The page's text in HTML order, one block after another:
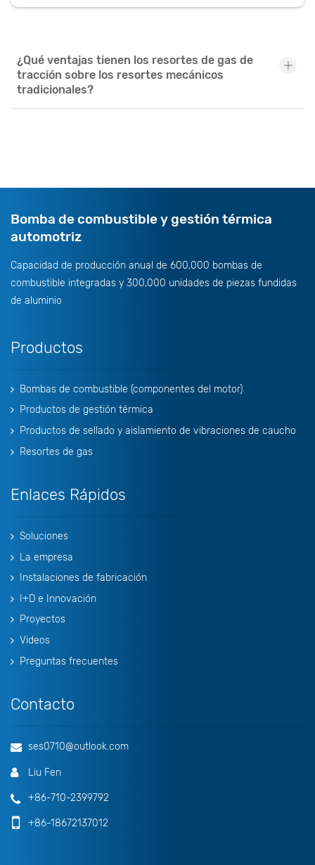
¿Qué ventajas tienen los resortes de gas de
tracción sobre los resortes mecánicos
tradicionales?
Bomba de combustible y gestión térmica
automotriz
Capacidad de producción anual de 600,000 bombas de
combustible integradas y 300,000 unidades de piezas fundidas
de aluminio
Productos
Bombas de combustible (componentes del motor)
Productos de gestión térmica
Productos de sellado y aislamiento de vibraciones de caucho
Resortes de gas
Enlaces Rápidos
Soluciones
La empresa
Instalaciones de fabricación
I+D e Innovación
Proyectos
Videos
Preguntas frecuentes
Contacto
ses0710@outlook.com
Liu Fen
+86-710-2399792
+86-18672137012